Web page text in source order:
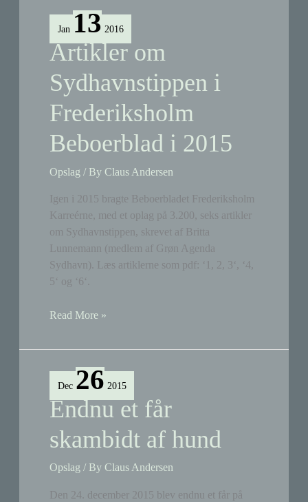
naturpleje
2015-
sæsonen
Jan 13 2016
Artikler om
Sydhavnstippen i
Frederiksholm
Beboerblad i 2015
Opslag / ByClaus Andersen
Igen i 2015 bragte Beboerbladet Frederiksholm
Karreérne, med et oplag på 3.200, seks artikler
om Sydhavnstippen, skrevet af Britta
Lunnemann (medlem af Grøn Agenda
Sydhavn). Læs artiklerne som pdf: ‘1, 2, 3‘, ‘4,
5‘ og ‘6‘.
Artikler
Sydhavnstippen
Frederiksholm
i
2015
Read More »
Dec 26 2015
Endnu et får
skambidt af hund
Opslag / ByClaus Andersen
Den 24. december 2015 blev endnu et får på